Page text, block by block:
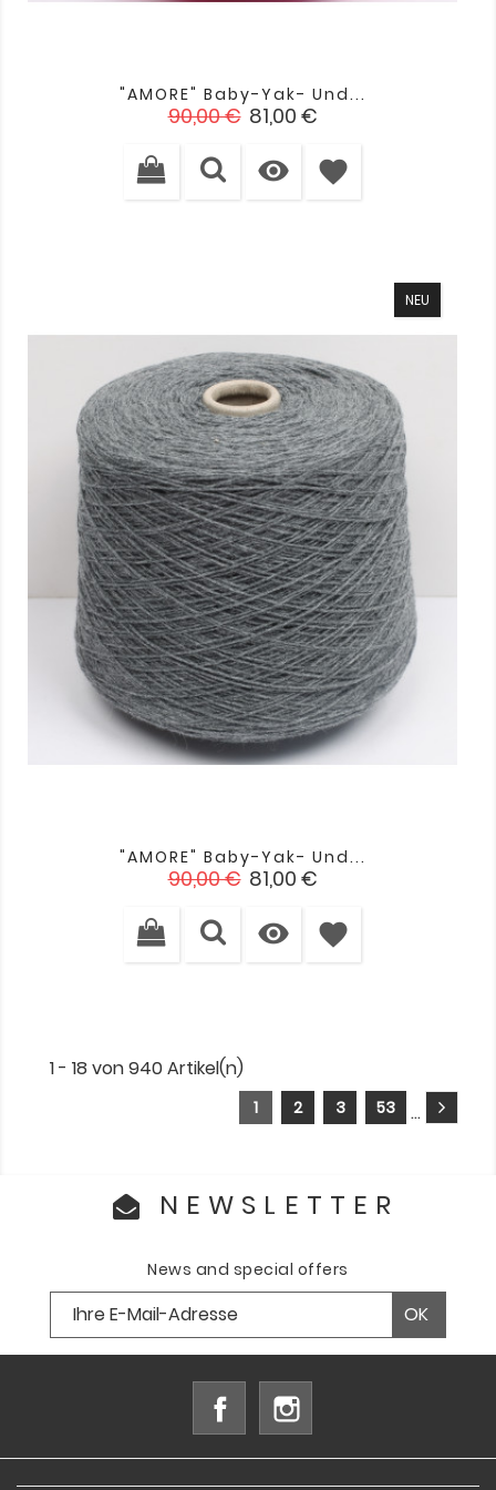
"AMORE" Baby-Yak- Und...
Verkaufspreis
90,00 € Preis
81,00 €
 favorite
NEU
"AMORE" Baby-Yak- Und...
Verkaufspreis
90,00 € Preis
81,00 €
 favorite
1 - 18 von 940 Artikel(n)
1 2 3 …
53
NEWSLETTER
News and special offers
Facebook